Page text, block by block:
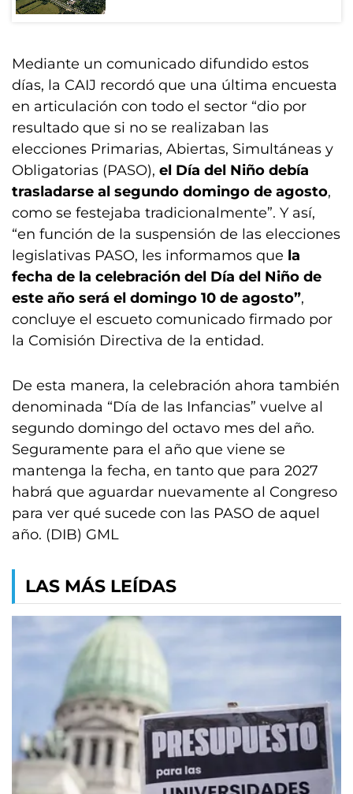
Mediante un comunicado difundido estos
días, la CAIJ recordó que una última encuesta
en articulación con todo el sector “dio por
resultado que si no se realizaban las
elecciones Primarias, Abiertas, Simultáneas y
Obligatorias (PASO), el Día del Niño debía
trasladarse al segundo domingo de agosto,
como se festejaba tradicionalmente”. Y así,
“en función de la suspensión de las elecciones
legislativas PASO, les informamos que la
fecha de la celebración del Día del Niño de
este año será el domingo 10 de agosto”,
concluye el escueto comunicado firmado por
la Comisión Directiva de la entidad.
De esta manera, la celebración ahora también
denominada “Día de las Infancias” vuelve al
segundo domingo del octavo mes del año.
Seguramente para el año que viene se
mantenga la fecha, en tanto que para 2027
habrá que aguardar nuevamente al Congreso
para ver qué sucede con las PASO de aquel
año. (DIB) GML
LAS MÁS LEÍDAS